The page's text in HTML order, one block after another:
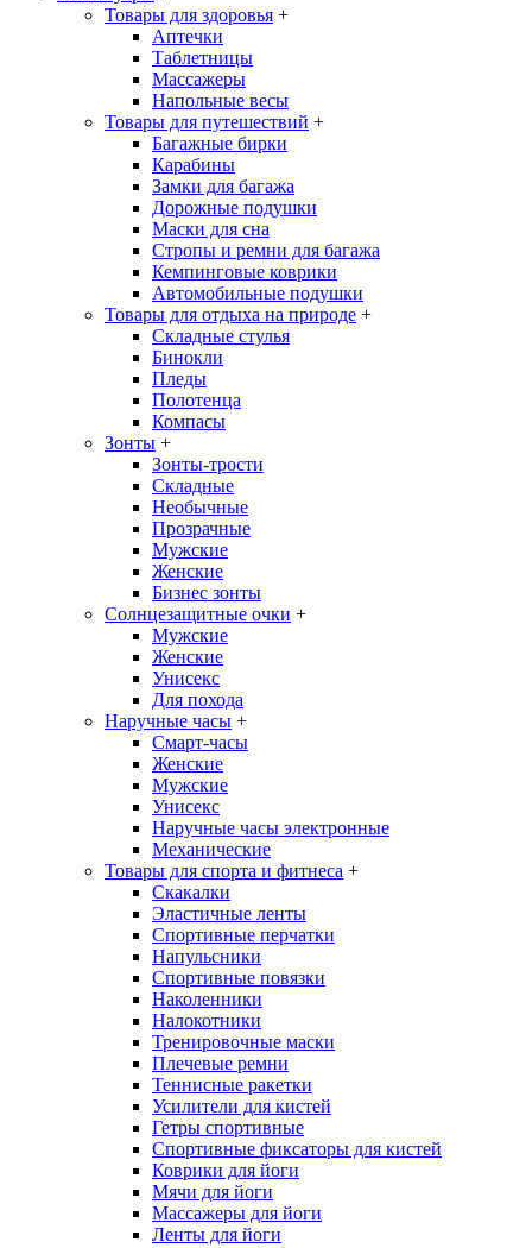
Товары для здоровья +
Аптечки
Таблетницы
Массажеры
Напольные весы
Товары для путешествий +
Багажные бирки
Карабины
Замки для багажа
Дорожные подушки
Маски для сна
Стропы и ремни для багажа
Кемпинговые коврики
Автомобильные подушки
Товары для отдыха на природе +
Складные стулья
Бинокли
Пледы
Полотенца
Компасы
Зонты +
Зонты-трости
Складные
Необычные
Прозрачные
Мужские
Женские
Бизнес зонты
Солнцезащитные очки +
Мужские
Женские
Унисекс
Для похода
Наручные часы +
Смарт-часы
Женские
Мужские
Унисекс
Наручные часы электронные
Механические
Товары для спорта и фитнеса +
Скакалки
Эластичные ленты
Спортивные перчатки
Напульсники
Спортивные повязки
Наколенники
Налокотники
Тренировочные маски
Плечевые ремни
Теннисные ракетки
Усилители для кистей
Гетры спортивные
Спортивные фиксаторы для кистей
Коврики для йоги
Мячи для йоги
Массажеры для йоги
Ленты для йоги